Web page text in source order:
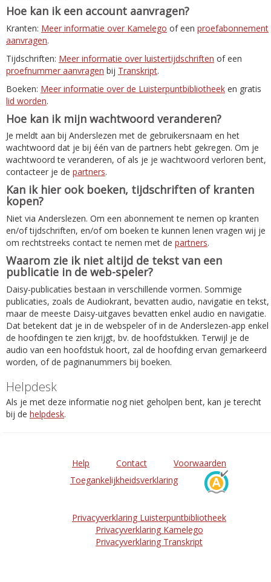
Hoe kan ik een account aanvragen?
Kranten: Meer informatie over Kamelego of een proefabonnement
aanvragen.
Tijdschriften: Meer informatie over luistertijdschriften of een
proefnummer aanvragen bij Transkript.
Boeken: Meer informatie over de Luisterpuntbibliotheek en gratis
lid worden.
Hoe kan ik mijn wachtwoord veranderen?
Je meldt aan bij Anderslezen met de gebruikersnaam en het
wachtwoord dat je bij één van de partners hebt gekregen. Om je
wachtwoord te veranderen, of als je je wachtwoord verloren bent,
contacteer je de partners.
Kan ik hier ook boeken, tijdschriften of kranten
kopen?
Niet via Anderslezen. Om een abonnement te nemen op kranten
en/of tijdschriften, en/of om boeken te kunnen lenen vragen wij je
om rechtstreeks contact te nemen met de partners.
Waarom zie ik niet altijd de tekst van een
publicatie in de web-speler?
Daisy-publicaties bestaan in verschillende vormen. Sommige
publicaties, zoals de Audiokrant, bevatten audio, navigatie en tekst,
maar de meeste Daisy-uitgaves bevatten enkel audio en navigatie.
Dat betekent dat je in de webspeler of in de Anderslezen-app enkel
de hoofdingen te zien krijgt, bv. de hoofdstukken. Terwijl je de
audio van een hoofdstuk hoort, zal de hoofding ervan gemarkeerd
worden, of de paginanummers bij boeken.
Helpdesk
Als je met deze informatie nog niet geholpen bent, kan je terecht
bij de helpdesk.
Help Contact
Voorwaarden
Toegankelijkheidsverklaring
Privacyverklaring Luisterpuntbibliotheek
Privacyverklaring Kamelego
Privacyverklaring Transkript